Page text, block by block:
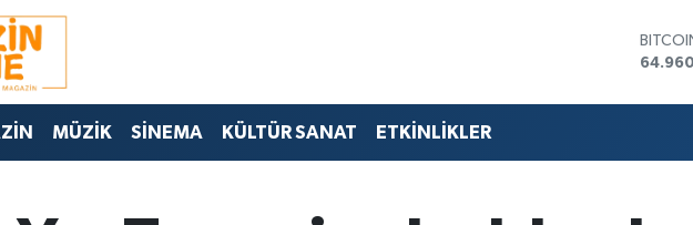
DOLAR
BİST100
MÜZİK SİNEMA KÜLTÜR SANAT ETKİNLİKLER